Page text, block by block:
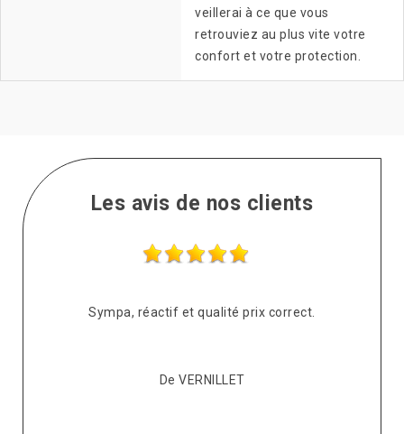
veillerai à ce que vous
retrouviez au plus vite votre
confort et votre protection.
Les avis de nos clients
Sympa, réactif et qualité prix correct.
De VERNILLET